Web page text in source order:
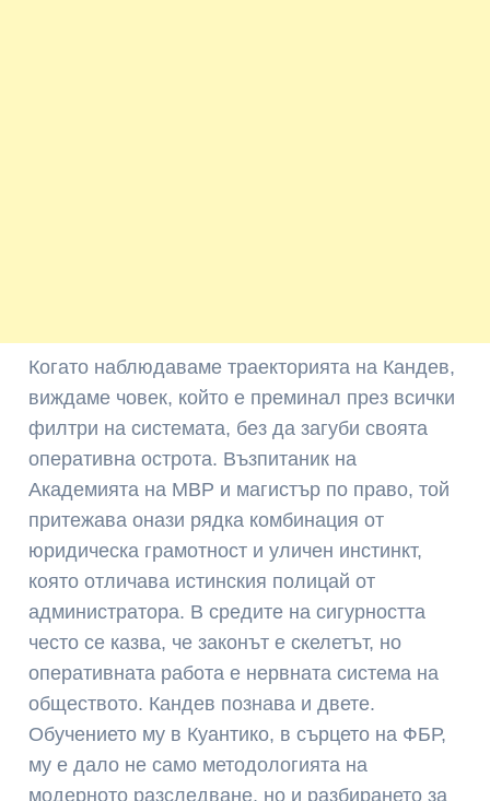
Когато наблюдаваме траекторията на Кандев,
виждаме човек, който е преминал през всички
филтри на системата, без да загуби своята
оперативна острота. Възпитаник на
Академията на МВР и магистър по право, той
притежава онази рядка комбинация от
юридическа грамотност и уличен инстинкт,
която отличава истинския полицай от
администратора. В средите на сигурността
често се казва, че законът е скелетът, но
оперативната работа е нервната система на
обществото. Кандев познава и двете.
Обучението му в Куантико, в сърцето на ФБР,
му е дало не само методологията на
модерното разследване, но и разбирането за